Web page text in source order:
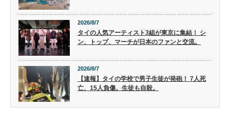
2026/8/7
タイの人気アーティスト3組が東京に集結！ シ
ン、トップ、マーチが日本のファンと交流。
2026/8/7
【速報】タイの学校で男子生徒が発砲！ 7人死
亡、15人負傷。生徒も自殺。